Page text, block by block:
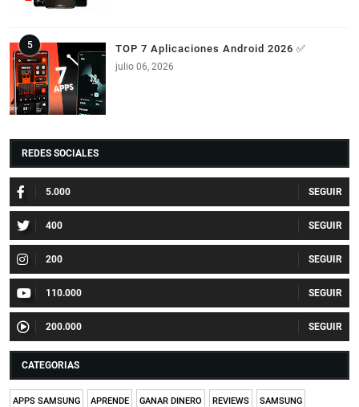
TOP 7 Aplicaciones Android 2026 ✅
julio 06, 2026
REDES SOCIALES
5.000
400
200
110.000
200.000
CATEGORIAS
APPS SAMSUNG APRENDE GANAR DINERO REVIEWS SAMSUNG